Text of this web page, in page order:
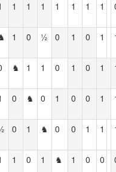
1 1 1 1 1 1 1
1 0 ½ 0 1 0 1
♞ 1 1 0 1 0 1
0 ♞ 0 1 0 0 1
0 1 ♞ 0 0 1 1
1 0 1 ♞ 1 0 0